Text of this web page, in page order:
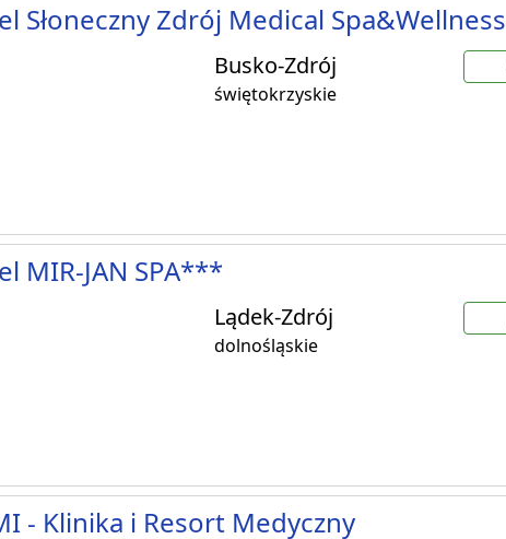
Słoneczny Zdrój Medical Spa&Wellness
Busko-Zdrój
świętokrzyskie
MIR-JAN SPA***
Lądek-Zdrój
dolnośląskie
- Klinika i Resort Medyczny